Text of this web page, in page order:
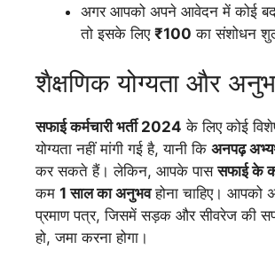
अगर आपको अपने आवेदन में कोई
तो इसके लिए ₹100 का संशोधन
शैक्षणिक योग्यता और
सफाई कर्मचारी भर्ती 2024 के लिए कोई
योग्यता नहीं मांगी गई है, यानी कि अनपढ़
कर सकते हैं। लेकिन, आपके पाससफाई के
कम 1 साल का अनुभवहोना चाहिए। आपको
प्रमाण पत्र, जिसमें सड़क और सीवरेज की
हो, जमा करना होगा।